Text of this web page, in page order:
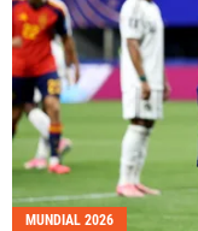
MUNDIAL 2026